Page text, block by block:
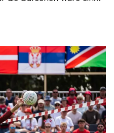
Titel konnte
IM LIVETICKER: TAG 4